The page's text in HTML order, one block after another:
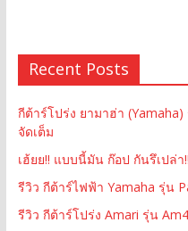
Recent Posts
กีต้าร์โปร่ง ยามาฮ่า
จัดเต็ม
เฮ้ยย!! แบบนี้มัน ก๊อป กันรึเปล่า!!
รีวิว กีต้าร์ไฟฟ้า Yamaha รุ่น
รีวิว กีต้าร์โปร่ง Amari รุ่น